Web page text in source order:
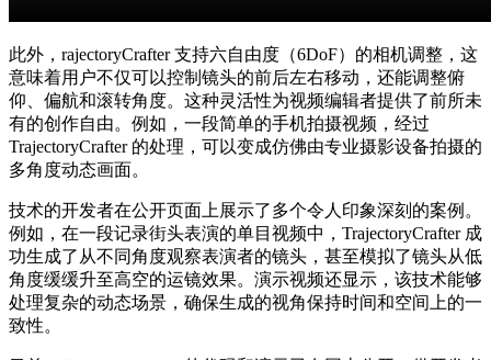
此外，rajectoryCrafter 支持六自由度（6DoF）的相机调整，这
意味着用户不仅可以控制镜头的前后左右移动，还能调整俯
仰、偏航和滚转角度。这种灵活性为视频编辑者提供了前所未
有的创作自由。例如，一段简单的手机拍摄视频，经过
TrajectoryCrafter 的处理，可以变成仿佛由专业摄影设备拍摄的
多角度动态画面。
技术的开发者在公开页面上展示了多个令人印象深刻的案例。
例如，在一段记录街头表演的单目视频中，TrajectoryCrafter 成
功生成了从不同角度观察表演者的镜头，甚至模拟了镜头从低
角度缓缓升至高空的运镜效果。演示视频还显示，该技术能够
处理复杂的动态场景，确保生成的视角保持时间和空间上的一
致性。